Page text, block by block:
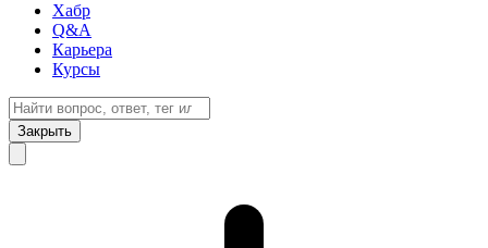
Хабр
Q&A
Карьера
Курсы
Закрыть